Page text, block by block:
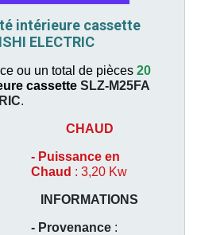
intérieure cassette
ELECTRIC
ou un total de pièces 20
cassette SLZ-M25FA
.
CHAUD
- Puissance en
Chaud : 3,20 Kw
INFORMATIONS
- Provenance :